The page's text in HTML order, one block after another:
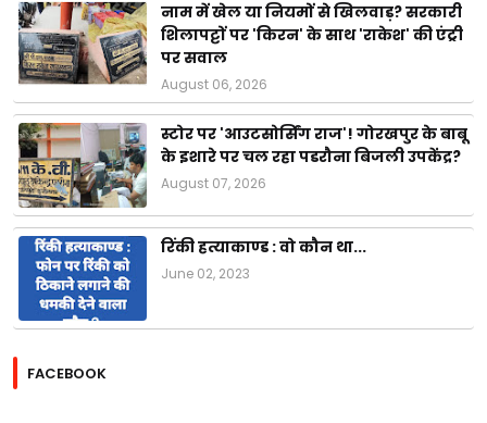
नाम में खेल या नियमों से खिलवाड़? सरकारी
शिलापट्टों पर 'किरन' के साथ 'राकेश' की एंट्री
पर सवाल
August 06, 2026
स्टोर पर 'आउटसोर्सिंग राज'! गोरखपुर के बाबू
के इशारे पर चल रहा पडरौना बिजली उपकेंद्र?
August 07, 2026
रिंकी हत्याकाण्ड : वो कौन था...
June 02, 2023
FACEBOOK